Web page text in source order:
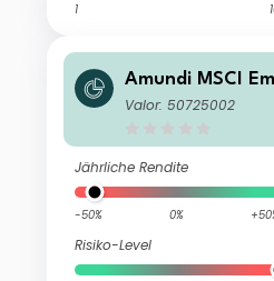
1
Amundi MSCI
Climate Paris
Valor: 50725002
Jährliche Rendite
-50% 0%
Risiko-Level